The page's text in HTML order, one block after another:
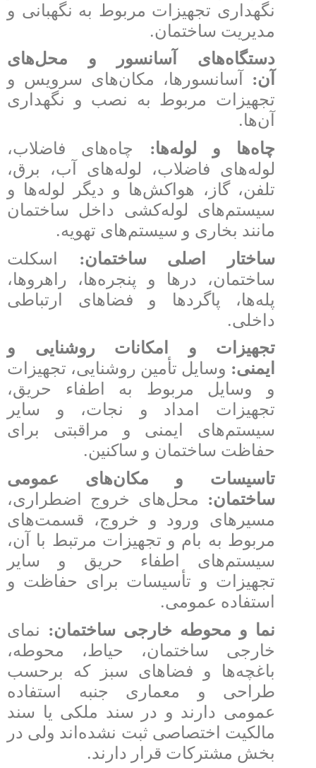
نگهداری تجهیزات مربوط به نگهبانی و
مدیریت ساختمان.
دستگاه‌های آسانسور و محل‌های
آن:
آسانسورها، مکان‌های سرویس و
تجهیزات مربوط به نصب و نگهداری
آن‌ها.
چاه‌ها و لوله‌ها:
چاه‌های فاضلاب،
لوله‌های فاضلاب، لوله‌های آب، برق،
تلفن، گاز، هواکش‌ها و دیگر لوله‌ها و
سیستم‌های لوله‌کشی داخل ساختمان
مانند بخاری و سیستم‌های تهویه.
ساختار اصلی ساختمان:
اسکلت
ساختمان، درها و پنجره‌ها، راهروها،
پله‌ها، پاگردها و فضاهای ارتباطی
داخلی.
تجهیزات و امکانات روشنایی و
ایمنی: وسایل تأمین روشنایی، تجهیزات
و وسایل مربوط به اطفاء حریق،
تجهیزات امداد و نجات، و سایر
سیستم‌های ایمنی و مراقبتی برای
حفاظت ساختمان و ساکنین.
تاسیسات و مکان‌های عمومی
ساختمان:
محل‌های خروج اضطراری،
مسیرهای ورود و خروج، قسمت‌های
مربوط به بام و تجهیزات مرتبط با آن،
سیستم‌های اطفاء حریق و سایر
تجهیزات و تأسیسات برای حفاظت و
استفاده عمومی.
نما و محوطه خارجی ساختمان: نمای
خارجی ساختمان، حیاط، محوطه،
باغچه‌ها و فضاهای سبز که برحسب
طراحی و معماری جنبه استفاده
عمومی دارند و در سند ملکی یا سند
مالکیت اختصاصی ثبت نشده‌اند ولی در
بخش مشترکات قرار دارند.